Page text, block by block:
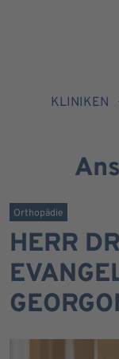
KLINIKEN
Orthopädie
HERR